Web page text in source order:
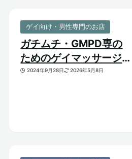
ゲイ向け・男性専門のお店
ガチムチ・GMPD専の
ためのゲイマッサージ
【太め・熊系のおすすめ
2024年9月28日 2026年5月8日